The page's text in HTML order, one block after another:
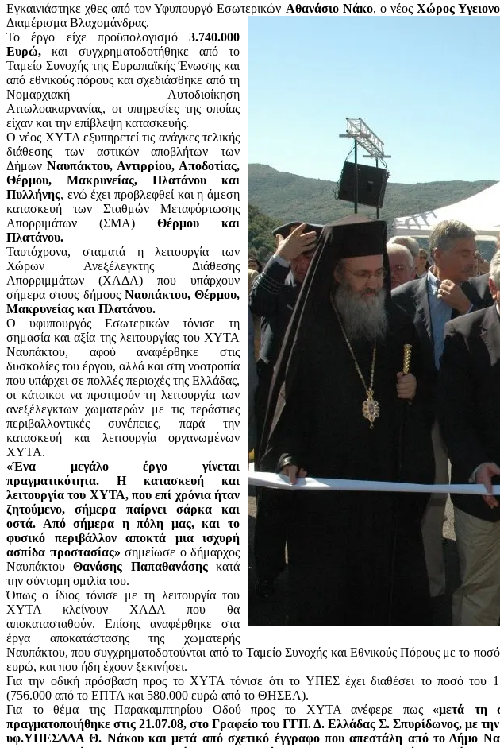
Εγκαινιάστηκε χθες από τον Υφυπουργό Εσωτερικών Αθανάσιο Νάκο, ο νέος Χώρος
Διαμέρισμα Βλαχομάνδρας.
Το έργο είχε προϋπολογισμό 3.740.000
Ευρώ, και συγχρηματοδοτήθηκε από το
Ταμείο Συνοχής της Ευρωπαϊκής Ένωσης και
από εθνικούς πόρους και σχεδιάσθηκε από τη
Νομαρχιακή Αυτοδιοίκηση
Αιτωλοακαρνανίας, οι υπηρεσίες της οποίας
είχαν και την επίβλεψη κατασκευής.
Ο νέος ΧΥΤΑ εξυπηρετεί τις ανάγκες τελικής
διάθεσης των αστικών αποβλήτων των
Δήμων Ναυπάκτου, Αντιρρίου, Αποδοτίας,
Θέρμου, Μακρυνείας, Πλατάνου και
Πυλλήνης, ενώ έχει προβλεφθεί και η άμεση
κατασκευή των Σταθμών Μεταφόρτωσης
Απορριμάτων (ΣΜΑ) Θέρμου και
Πλατάνου.
Ταυτόχρονα, σταματά η λειτουργία των
Χώρων Ανεξέλεγκτης Διάθεσης
Απορριμμάτων (ΧΑΔΑ) που υπάρχουν
σήμερα στους δήμους Ναυπάκτου, Θέρμου,
Μακρυνείας και Πλατάνου.
Ο υφυπουργός Εσωτερικών τόνισε τη
σημασία και αξία της λειτουργίας του ΧΥΤΑ
Ναυπάκτου, αφού αναφέρθηκε στις
δυσκολίες του έργου, αλλά και στη νοοτροπία
που υπάρχει σε πολλές περιοχές της Ελλάδας,
οι κάτοικοι να προτιμούν τη λειτουργία των
ανεξέλεγκτων χωματερών με τις τεράστιες
περιβαλλοντικές συνέπειες, παρά την
κατασκευή και λειτουργία οργανωμένων
ΧΥΤΑ.
«Ένα μεγάλο έργο γίνεται
πραγματικότητα. Η κατασκευή και
λειτουργία του ΧΥΤΑ, που επί χρόνια ήταν
ζητούμενο, σήμερα παίρνει σάρκα και
οστά. Από σήμερα η πόλη μας, και το
φυσικό περιβάλλον αποκτά μια ισχυρή
ασπίδα προστασίας» σημείωσε ο δήμαρχος
ΝαυπάκτουΘανάσης Παπαθανάσηςκατά
την σύντομη ομιλία του.
Όπως ο ίδιος τόνισε με τη λειτουργία του
ΧΥΤΑ κλείνουν ΧΑΔΑ που θα
αποκατασταθούν. Επίσης αναφέρθηκε στα
έργα αποκατάστασης της χωματερής
Ναυπάκτου, που συγχρηματοδοτούνται από το Ταμείο Συνοχής και Εθνικούς Πόρους με το
ευρώ, και που ήδη έχουν ξεκινήσει.
Για την οδική πρόσβαση προς το ΧΥΤΑ τόνισε ότι το ΥΠΕΣ έχει διαθέσει το ποσό του
(756.000 από το ΕΠΤΑ και 580.000 ευρώ από το ΘΗΣΕΑ).
Για το θέμα της Παρακαμπτηρίου Οδού προς το ΧΥΤΑ ανέφερε πως «μετά τη
πραγματοποιήθηκε στις 21.07.08, στο Γραφείο του ΓΓΠ. Δ. Ελλάδας Σ. Σπυρίδωνος, με
υφ.ΥΠΕΣΔΔΑ Θ. Νάκου και μετά από σχετικό έγγραφο που απεστάλη από το Δήμο